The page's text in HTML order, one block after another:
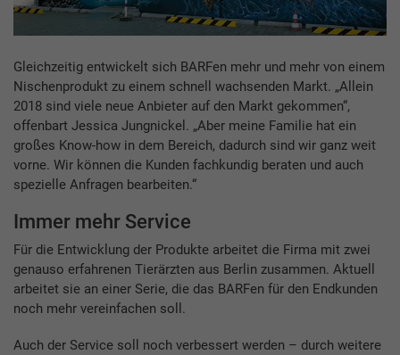
Gleichzeitig entwickelt sich BARFen mehr und mehr von einem
Nischenprodukt zu einem schnell wachsenden Markt. „Allein
2018 sind viele neue Anbieter auf den Markt gekommen“,
offenbart Jessica Jungnickel. „Aber meine Familie hat ein
großes Know-how in dem Bereich, dadurch sind wir ganz weit
vorne. Wir können die Kunden fachkundig beraten und auch
spezielle Anfragen bearbeiten.“
Immer mehr Service
Für die Entwicklung der Produkte arbeitet die Firma mit zwei
genauso erfahrenen Tierärzten aus Berlin zusammen. Aktuell
arbeitet sie an einer Serie, die das BARFen für den Endkunden
noch mehr vereinfachen soll.
Auch der Service soll noch verbessert werden – durch weitere